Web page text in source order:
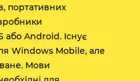
портативних
або Android. Існує
Windows Mobile, але
Мови